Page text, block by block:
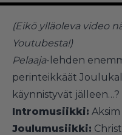
(Eikö ylläoleva video
Youtubesta!)
Pelaaja-lehden
perinteikkäät
käynnistyvät
Intromusiikki: Aksim
Joulumusiikki: